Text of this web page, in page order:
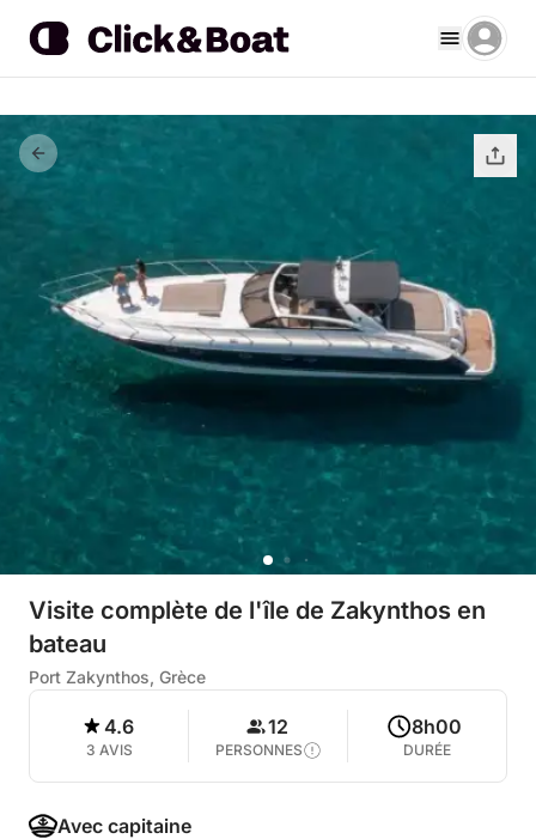
Visite complète de l'île de Zakynthos en
bateau
Port Zakynthos, Grèce
4.6
3 AVIS
12
PERSONNES
8h00
DURÉE
Avec capitaine